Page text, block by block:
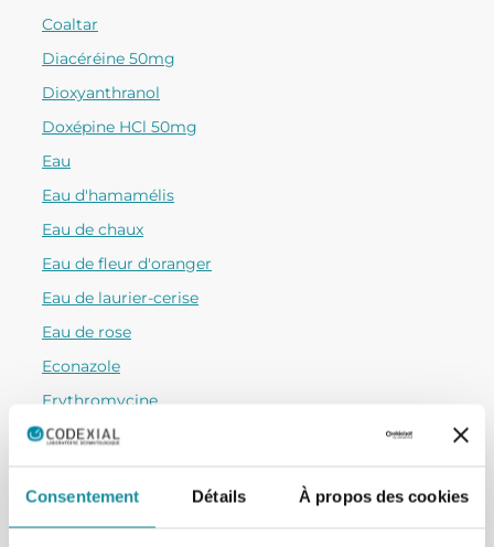
Consentement Détails À propos des cookies
Coaltar
Diacéréine 50mg
Dioxyanthranol
Doxépine HCl 50mg
Eau
Eau d'hamamélis
Eau de chaux
Eau de fleur d'oranger
Eau de laurier-cerise
Eau de rose
Econazole
Erythromycine
Gabapentine
Glycérine